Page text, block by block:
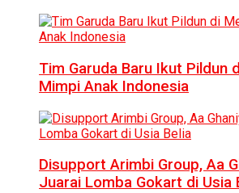
Tim Garuda Baru Ikut Pildun
Mimpi Anak Indonesia
Disupport Arimbi Group, Aa
Juarai Lomba Gokart di Usia